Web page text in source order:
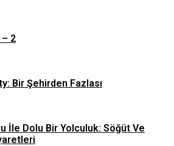
2
Bir Şehirden Fazlası
İle Dolu Bir Yolculuk: Söğüt Ve